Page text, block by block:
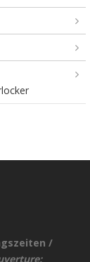
/